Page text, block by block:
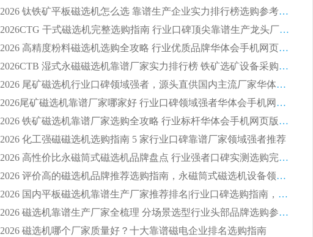
2026 钛铁矿平板磁选机怎么选 靠谱生产企业实力排行榜选购参考攻略
2026CTG 干式磁选机完整选购指南 行业口碑顶尖靠谱生产龙头厂家实力推荐
2026 高精度粉料磁选机选购全攻略 行业优质品牌华体会手机网页版-华体会(中国) 实力深度解析
2026CTB 湿式永磁磁选机靠谱厂家实力排行榜 铁矿选矿设备采购全流程选购指南
2026 尾矿磁选机行业口碑领域强者，源头直供国内主流厂家华体会手机网页版-华体会(中国) 一站式服务
2026尾矿磁选机靠谱厂家哪家好 行业口碑领域强者华体会手机网页版-华体会(中国) 推荐
2026 铁矿磁选机靠谱厂家选购全攻略 行业标杆华体会手机网页版-华体会(中国) 设备性价比出众
2026 化工强磁磁选机选购指南 5 家行业口碑靠谱厂家领域强者推荐
2026 高性价比永磁筒式磁选机品牌盘点 行业强者口碑实测选购完整指南
2026 评价高的磁选机品牌推荐选购指南，永磁筒式磁选机设备领域强者全景行业口碑解析
2026 国内平板磁选机靠谱生产厂家推荐排名|行业口碑选购指南，领域强者按需选设备
2026 磁选机靠谱生产厂家全梳理 分场景选型行业头部品牌选购参考攻略
2026 磁选机哪个厂家质量好？十大靠谱磁电企业排名选购指南